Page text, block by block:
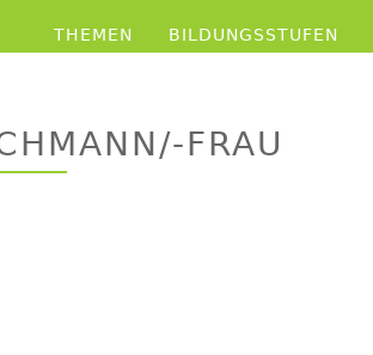
THEMEN BILDUNGSSTUFEN
FRAU